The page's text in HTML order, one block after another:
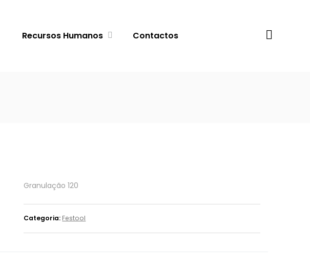
Recursos Humanos Contactos
Granulação 120
Categoria: Festool